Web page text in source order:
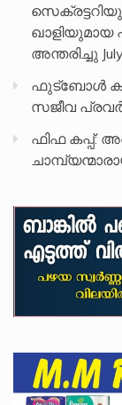
ഖാളിയുമായ
അന്തരിച്ചു
ഫുട്ബോൾ
സജീവ
ഫിഫ കപ്പ്: